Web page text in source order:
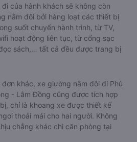
của hành khách sẽ không còn
nằm đôi bởi hàng loạt các thiết bị
suốt chuyến hành trình, từ TV,
hoạt động liên tục, từ cổng sạc
sách,… tất cả đều được trang bị
khác, xe giường nằm đôi đi Phù
- Lâm Đồng cũng được tích hợp
chỉ là khoang xe được thiết kế
thoải mái cho hai người. Không
chẳng khác chi căn phòng tại